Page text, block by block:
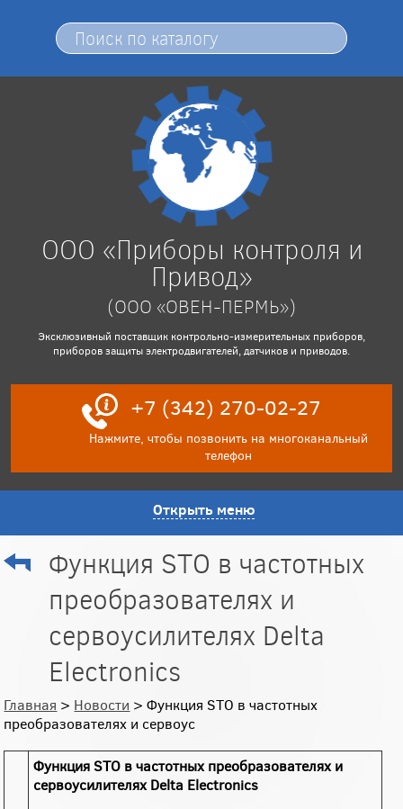
ООО «Приборы контроля и
Привод»
(ООО «ОВЕН-ПЕРМЬ»)
Эксклюзивный поставщик контрольно-измерительных приборов,
приборов защиты электродвигателей, датчиков и приводов.
+7 (342) 270-02-27
Нажмите, чтобы позвонить на многоканальный
телефон
Открыть меню
Функция STO в частотных
преобразователях и
сервоусилителях Delta
Electronics
Главная > Новости > Функция STO в частотных
преобразователях и сервоус
Функция STO в частотных преобразователях и
сервоусилителях Delta Electronics